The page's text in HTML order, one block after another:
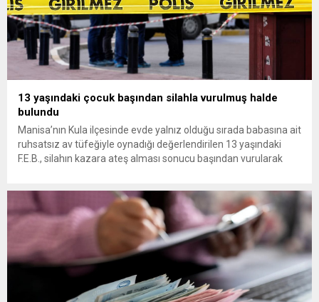
13 yaşındaki çocuk başından silahla vurulmuş halde
bulundu
Manisa’nın Kula ilçesinde evde yalnız olduğu sırada babasına ait
ruhsatsız av tüfeğiyle oynadığı değerlendirilen 13 yaşındaki
F.E.B., silahın kazara ateş alması sonucu başından vurularak
evinde başından silahla vurulmuş halde ölü bulundu. Edinilen
bilgilere göre, mahalledeki...